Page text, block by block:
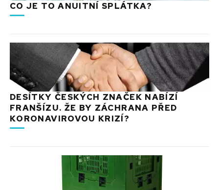
CO JE TO ANUITNÍ SPLÁTKA?
DESÍTKY ČESKÝCH ZNAČEK NABÍZÍ
FRANŠÍZU. ŽE BY ZÁCHRANA PŘED
KORONAVIROVOU KRIZÍ?